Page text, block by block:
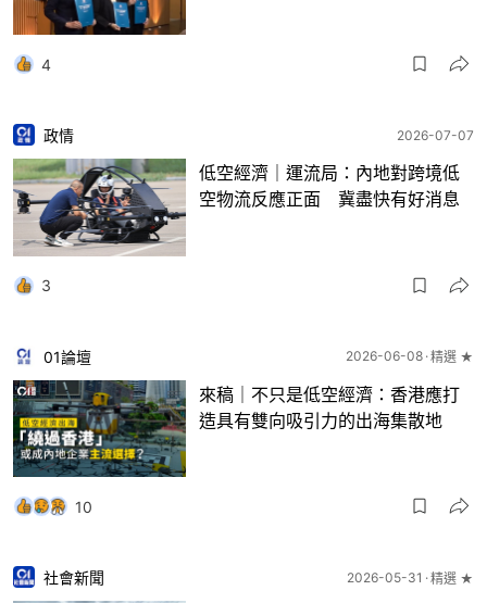
4
政情 2026-07-07
低空經濟｜運流局：內地對跨境低
空物流反應正面 冀盡快有好消息
3
01論壇 2026-06-08 精選 ★
來稿｜不只是低空經濟：香港應打
造具有雙向吸引力的出海集散地
10
社會新聞 2026-05-31 精選 ★